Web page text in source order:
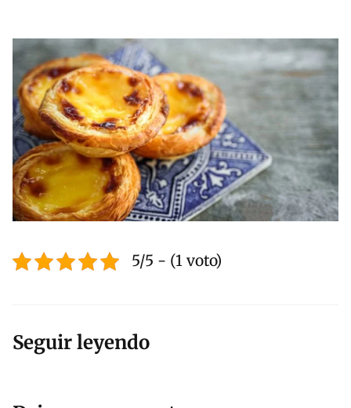
5/5 - (1 voto)
Seguir leyendo